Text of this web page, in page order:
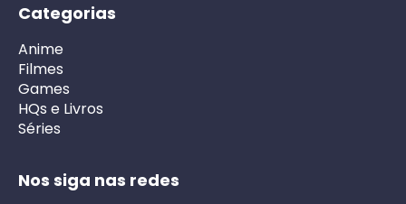
Categorias
Anime
Filmes
Games
HQs e Livros
Séries
Nos siga nas redes